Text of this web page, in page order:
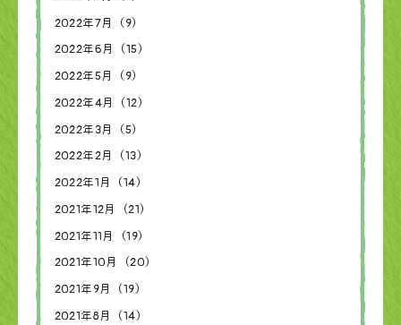
2022年7月（9）
2022年6月（15）
2022年5月（9）
2022年4月（12）
2022年3月（5）
2022年2月（13）
2022年1月（14）
2021年12月（21）
2021年11月（19）
2021年10月（20）
2021年9月（19）
2021年8月（14）